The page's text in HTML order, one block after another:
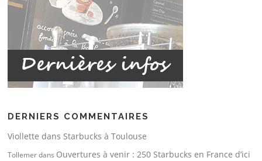
DERNIERS COMMENTAIRES
Viollette dans Starbucks à Toulouse
Tollemerdans Ouvertures à venir : 250 Starbucks en France d’ici